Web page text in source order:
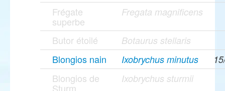
Frégate
superbe
Fregata magnificens
Butor étoilé Botaurus stellaris
Blongios nain Ixobrychus minutus
Blongios de
Sturm
Ixobrychus sturmii